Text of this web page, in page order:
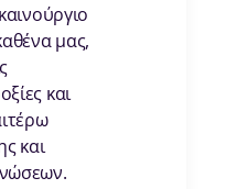
μας,
και
και